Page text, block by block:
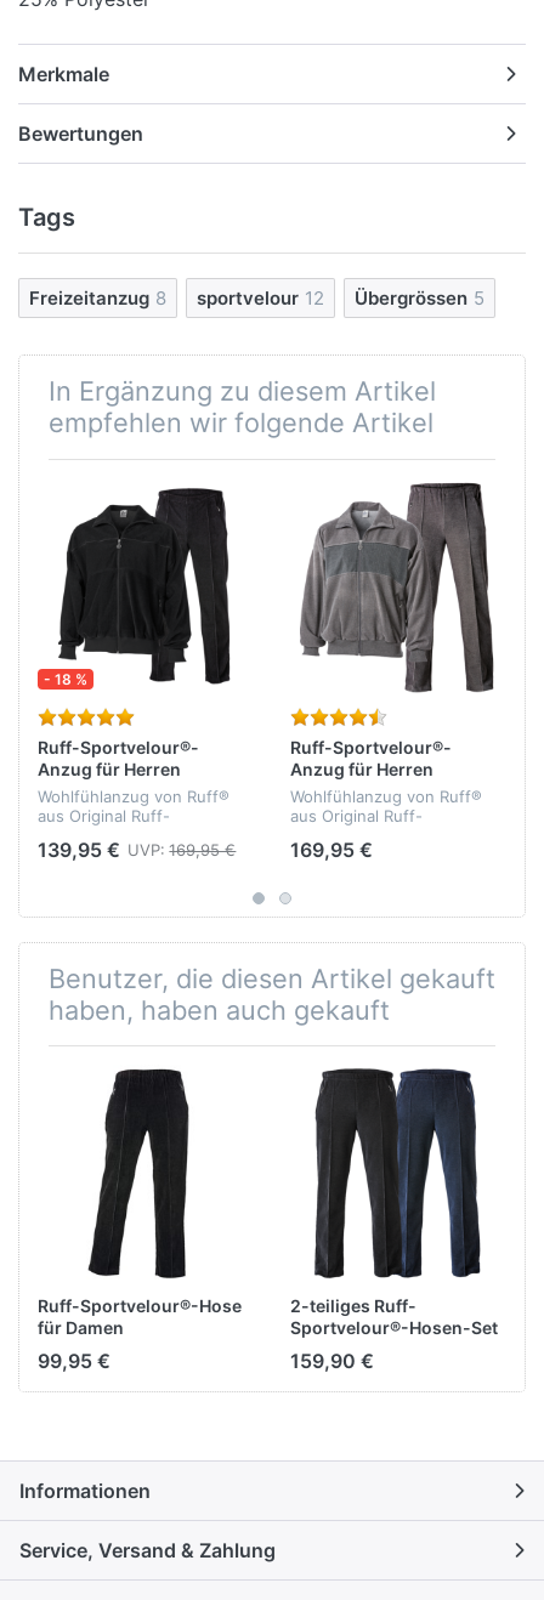
Merkmale
Bewertungen
Tags
Freizeitanzug 8 sportvelour 12 Übergrössen 5
In Ergänzung zu diesem Artikel
empfehlen wir folgende Artikel
- 18 %
Ruff-Sportvelour®-
Anzug für Herren
Wohlfühlanzug von Ruff®
aus Original Ruff-
formbeständig -
Qualität: 75% Baumwolle,...
139,95 € UVP: 169,95 €
Ruff-Sportvelour®-
Anzug für Herren
Wohlfühlanzug von Ruff®
aus Original Ruff-
formbeständig -
temperaturausgleichend -
Qualität: 75% Baumwolle,...
169,95 €
Benutzer, die diesen Artikel gekauft
haben, haben auch gekauft
Ruff-Sportvelour®-Hose
für Damen
99,95 €
2-teiliges Ruff-
Sportvelour®-Hosen-Set
für Herren
159,90 €
Informationen
Service, Versand & Zahlung